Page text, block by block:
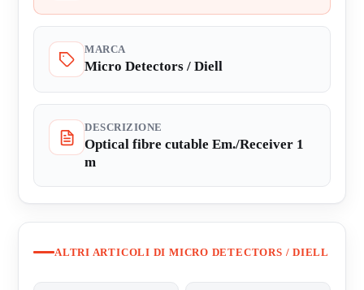
MARCA
Micro Detectors / Diell
DESCRIZIONE
Optical fibre cutable Em./Receiver 1
m
ALTRI ARTICOLI DI MICRO DETECTORS / DIELL